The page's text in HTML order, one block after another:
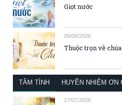
Giọt nước
06/08/2026
Thuộc trọn về chúa
TÂM TÌNH HUYỀN NHIỆM ƠN
27/07/2026